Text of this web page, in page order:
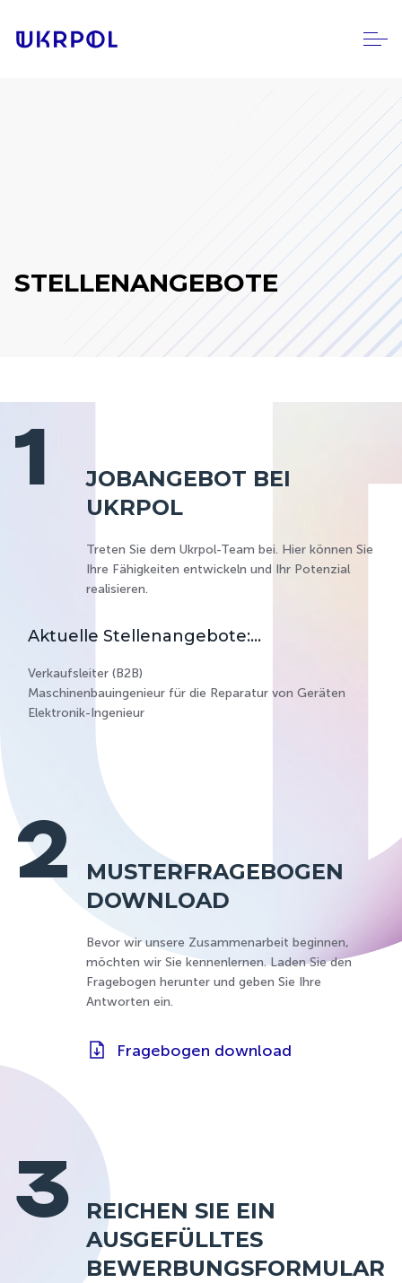
STELLENANGEBOTE
1
JOBANGEBOT BEI
UKRPOL
Treten Sie dem Ukrpol-Team bei. Hier können Sie
Ihre Fähigkeiten entwickeln und Ihr Potenzial
realisieren.
Aktuelle Stellenangebote:…
Verkaufsleiter (B2B)
Maschinenbauingenieur für die Reparatur von Geräten
Elektronik-Ingenieur
2
MUSTERFRAGEBOGEN
DOWNLOAD
Bevor wir unsere Zusammenarbeit beginnen,
möchten wir Sie kennenlernen. Laden Sie den
Fragebogen herunter und geben Sie Ihre
Antworten ein.
Fragebogen download
3
REICHEN SIE EIN
AUSGEFÜLLTES
BEWERBUNGSFORMULAR